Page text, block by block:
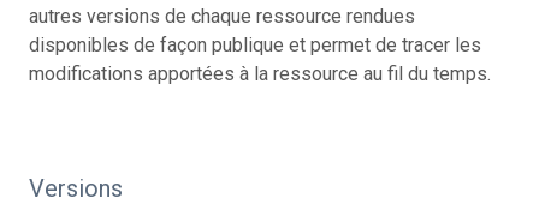
autres versions de chaque ressource rendues
disponibles de façon publique et permet de tracer les
modifications apportées à la ressource au fil du temps.
Versions